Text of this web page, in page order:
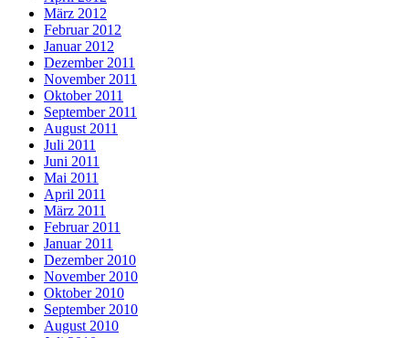
März 2012
Februar 2012
Januar 2012
Dezember 2011
November 2011
Oktober 2011
September 2011
August 2011
Juli 2011
Juni 2011
Mai 2011
April 2011
März 2011
Februar 2011
Januar 2011
Dezember 2010
November 2010
Oktober 2010
September 2010
August 2010